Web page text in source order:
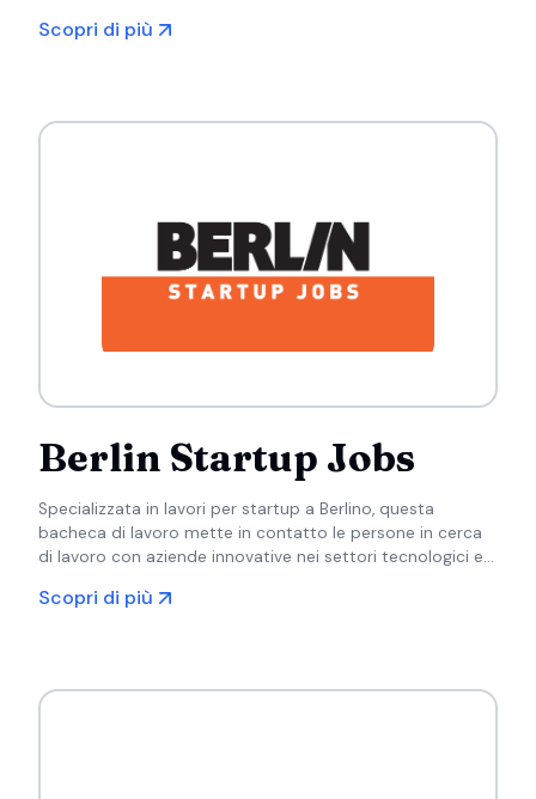
Scopri di più
Berlin Startup Jobs
Specializzata in lavori per startup a Berlino, questa
bacheca di lavoro mette in contatto le persone in cerca
di lavoro con aziende innovative nei settori tecnologici e
Scopri di più